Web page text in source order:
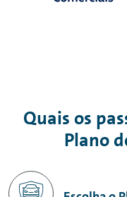
Quais os
Plano